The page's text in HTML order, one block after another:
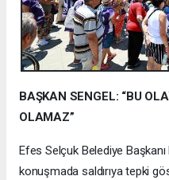
BAŞKAN SENGEL: “BU
OLAMAZ”
Efes Selçuk Belediye
konuşmada saldırıya tepki